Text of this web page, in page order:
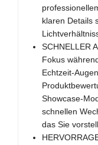
klaren Details
SCHNELLER
Fokus
Echtzeit-
Showcase-
schnellen
das Sie